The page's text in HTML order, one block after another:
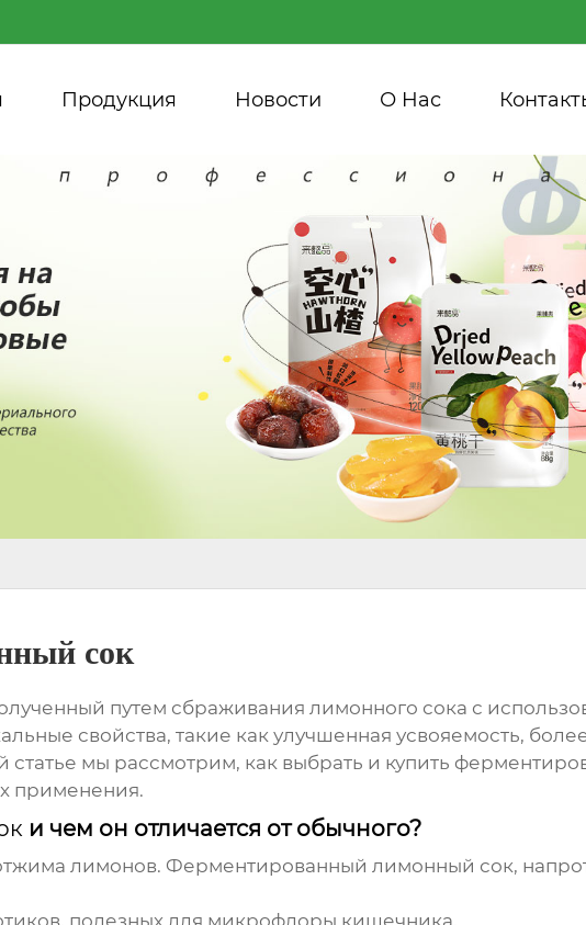
Продукция Новости О Hас
сок
путем сбраживания лимонного сока с
свойства, такие как улучшенная усвояемость,
мы рассмотрим, как выбрать и купить
применения.
и чем он отличается от обычного?
лимонов. Ферментированный лимонный сок,